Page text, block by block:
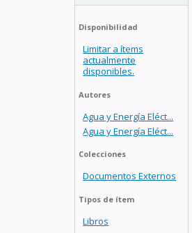
Disponibilidad
Limitar a ítems
actualmente
disponibles.
Autores
Agua y Energía Eléct...
Agua y Energía Eléct...
Colecciones
Documentos Externos
Tipos de ítem
Libros